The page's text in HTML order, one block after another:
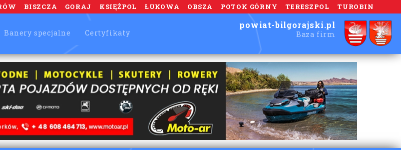
BISZCZA GORAJ KSIĘŻPOL ŁUKOWA OBSZA POTOK GÓRNY TERESZPOL TUROBIN
Banery specjalne Certyfikaty
powiat-bilgorajski.pl
Baza firm